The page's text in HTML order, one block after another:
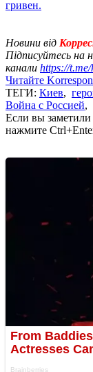
гривен.
Новини від
Підписуйтесь на
канали https://
Читайте
ТЕГИ: Киев,
Война с Россией,
Если вы
нажмите